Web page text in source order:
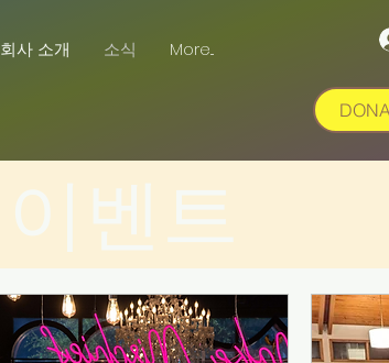
회사 소개 소식 More...
이벤트